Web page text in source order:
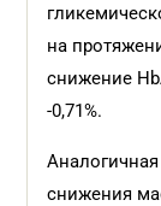
на
снижение
-0,71%.
снижения